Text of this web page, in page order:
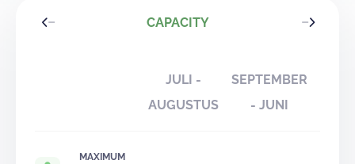
CAPACITY
JULI -
AUGUSTUS
SEPTEMBER
- JUNI
MAXIMUM